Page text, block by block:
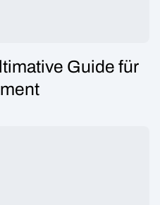
Guide für